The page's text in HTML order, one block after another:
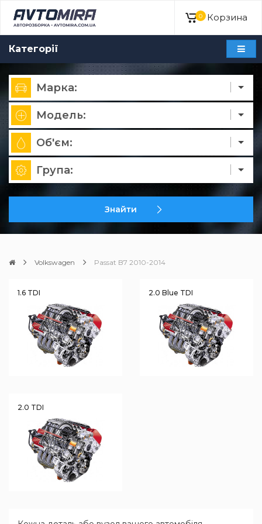
0 Корзина
Категорії
Марка:
Модель:
Об'єм:
Група:
Знайти
Volkswagen Passat B7 2010-2014
1.6 TDI 2.0 Blue TDI
2.0 TDI